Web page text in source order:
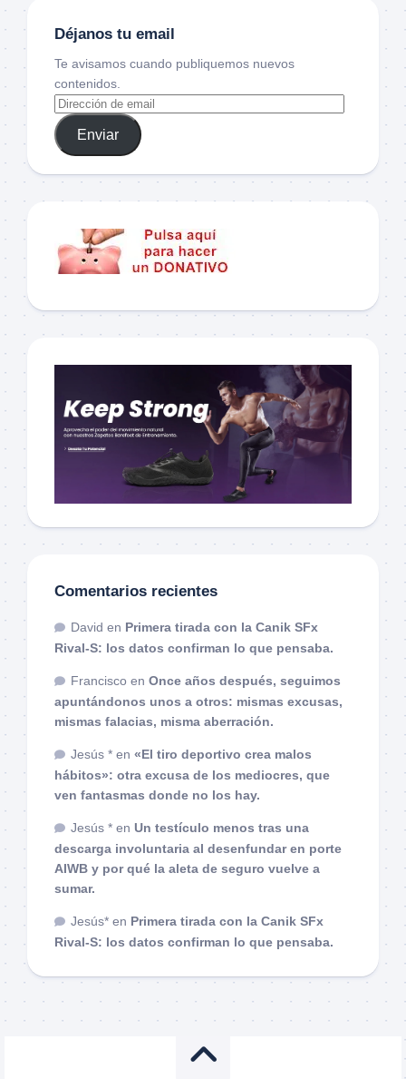
Déjanos tu email
Te avisamos cuando publiquemos nuevos
contenidos.
Enviar
Comentarios recientes
David en Primera tirada con la Canik SFx
Rival-S: los datos confirman lo que pensaba.
Francisco en Once años después, seguimos
apuntándonos unos a otros: mismas excusas,
mismas falacias, misma aberración.
Jesús * en «El tiro deportivo crea malos
hábitos»: otra excusa de los mediocres, que
ven fantasmas donde no los hay.
Jesús * en Un testículo menos tras una
descarga involuntaria al desenfundar en porte
AIWB y por qué la aleta de seguro vuelve a
sumar.
Jesús* en Primera tirada con la Canik SFx
Rival-S: los datos confirman lo que pensaba.